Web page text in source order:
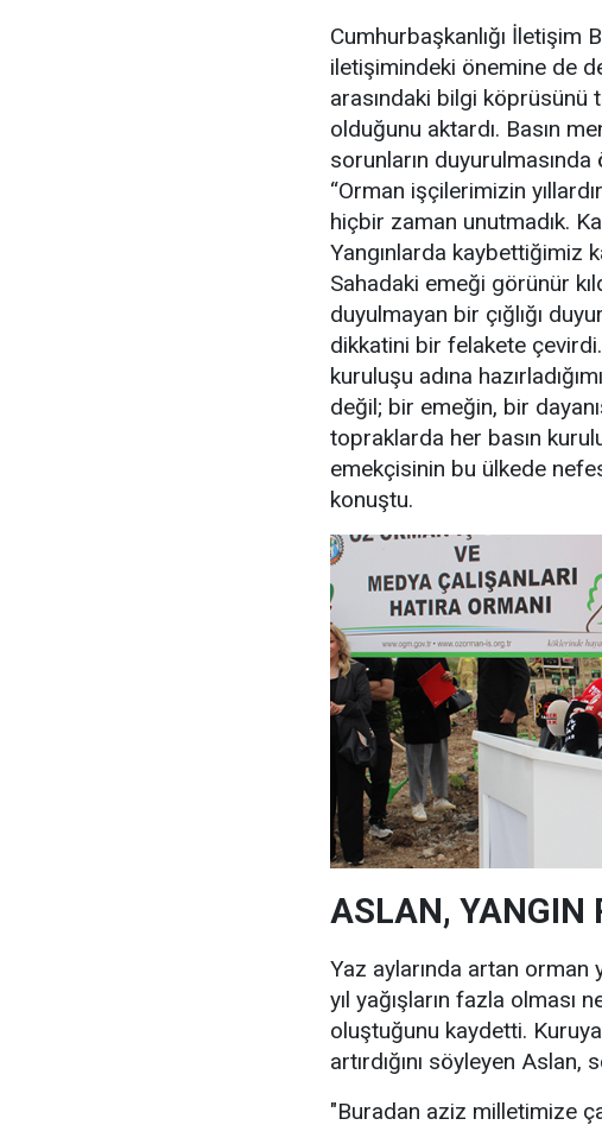
Cumhurbaşkanlığı İletişim
iletişimindeki önemine de
arasındaki bilgi köprüsünü
olduğunu aktardı. Basın
sorunların
“Orman işçilerimizin
hiçbir zaman unutmadık.
Yangınlarda kaybettiğimiz
Sahadaki emeği görünür
duyulmayan bir çığlığı
dikkatini bir felakete
kuruluşu adına
değil; bir emeğin, bir
topraklarda her basın
emekçisinin bu ülkede
konuştu.
ASLAN, YANGIN
Yaz aylarında artan orman
yıl yağışların fazla olması
oluştuğunu kaydetti.
artırdığını söyleyen
"Buradan aziz milletimize